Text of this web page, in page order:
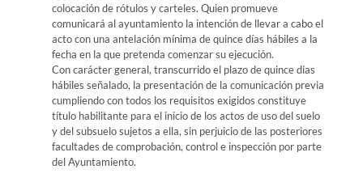
colocación de rótulos y carteles. Quien promueve
comunicará al ayuntamiento la intención de llevar a cabo el
acto con una antelación mínima de quince días hábiles a la
fecha en la que pretenda comenzar su ejecución.
Con carácter general, transcurrido el plazo de quince días
hábiles señalado, la presentación de la comunicación previa
cumpliendo con todos los requisitos exigidos constituye
título habilitante para el inicio de los actos de uso del suelo
y del subsuelo sujetos a ella, sin perjuicio de las posteriores
facultades de comprobación, control e inspección por parte
del Ayuntamiento.